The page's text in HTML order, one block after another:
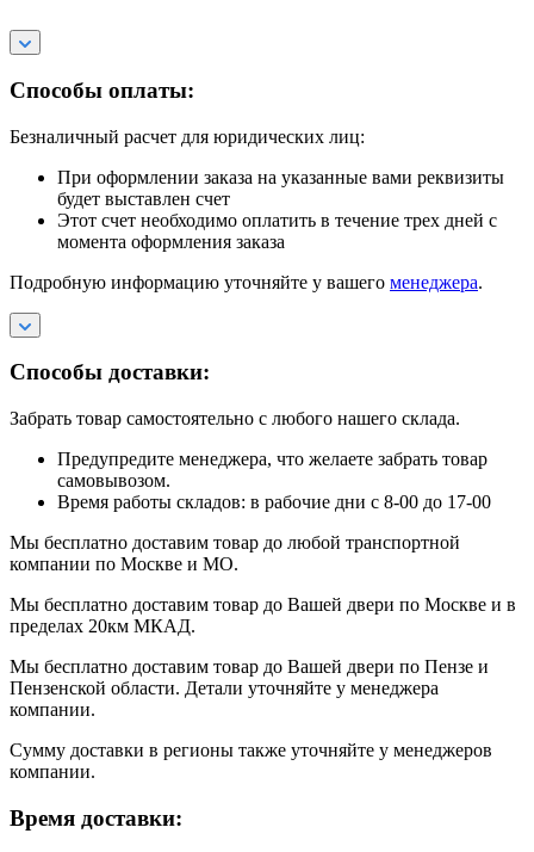
Способы оплаты:
Безналичный расчет для юридических лиц:
При оформлении заказа на указанные вами реквизиты
будет выставлен счет
Этот счет необходимо оплатить в течение трех дней с
момента оформления заказа
Подробную информацию уточняйте у вашего менеджера.
Способы доставки:
Забрать товар самостоятельно с любого нашего склада.
Предупредите менеджера, что желаете забрать товар
самовывозом.
Время работы складов: в рабочие дни с 8-00 до 17-00
Мы бесплатно доставим товар до любой транспортной
компании по Москве и МО.
Мы бесплатно доставим товар до Вашей двери по Москве и в
пределах 20км МКАД.
Мы бесплатно доставим товар до Вашей двери по Пензе и
Пензенской области. Детали уточняйте у менеджера
компании.
Сумму доставки в регионы также уточняйте у менеджеров
компании.
Время доставки: